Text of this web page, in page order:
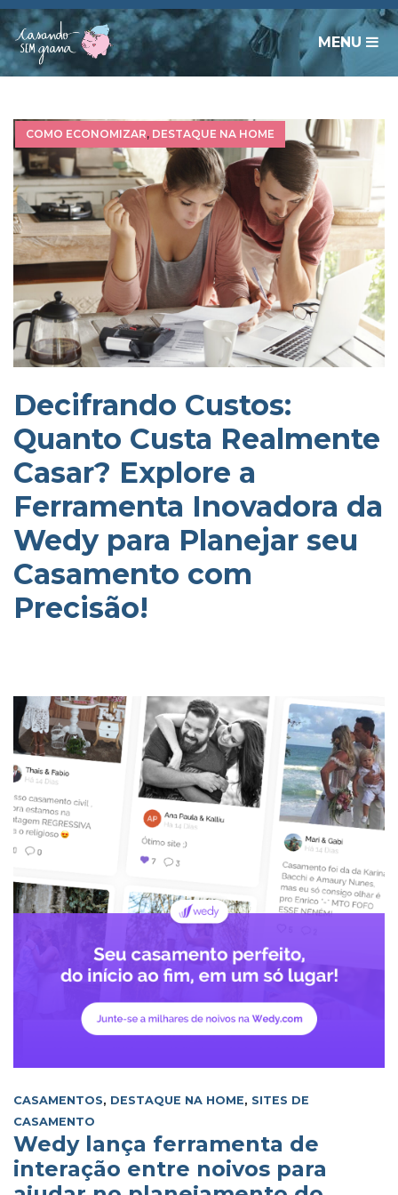
MENU
COMO ECONOMIZAR, DESTAQUE NA HOME
Decifrando Custos:
Quanto Custa Realmente
Casar? Explore a
Ferramenta Inovadora da
Wedy para Planejar seu
Casamento com
Precisão!
CASAMENTOS, DESTAQUE NA HOME, SITES DE
CASAMENTO
Wedy lança ferramenta de
interação entre noivos para